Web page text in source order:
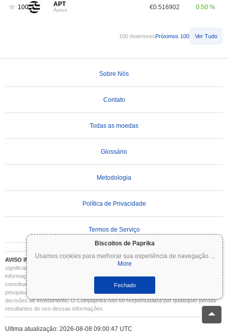
Biscoitos de Paprika
Usamos cookies para melhorar sua experiência de navegação ...
More
Fechado
100 APT
Aptos €0.516902 0.50 %
100 AnterioresPróximos 100 Ver Tudo
Sobre Nós
Contato
Todas as moedas
Glossário
Metodologia
Política de Privacidade
Termos de Serviço
AVISO IMPORTANTE:As criptomoedas são altamente voláteis e envolvem riscos
significativos. Você pode perder parte ou todo o seu investimento. Todas as
informações no Coinpaprika são fornecidas apenas para fins informativos e não
constituem aconselhamento financeiro ou de investimento. Sempre faça sua própria
pesquisa (DYOR) e consulte um consultor financeiro qualificado antes de tomar
decisões de investimento. O Coinpaprika não se responsabiliza por quaisquer perdas
resultantes do uso dessas informações.
Ultima atualização: 2026-08-08 09:00:47 UTC